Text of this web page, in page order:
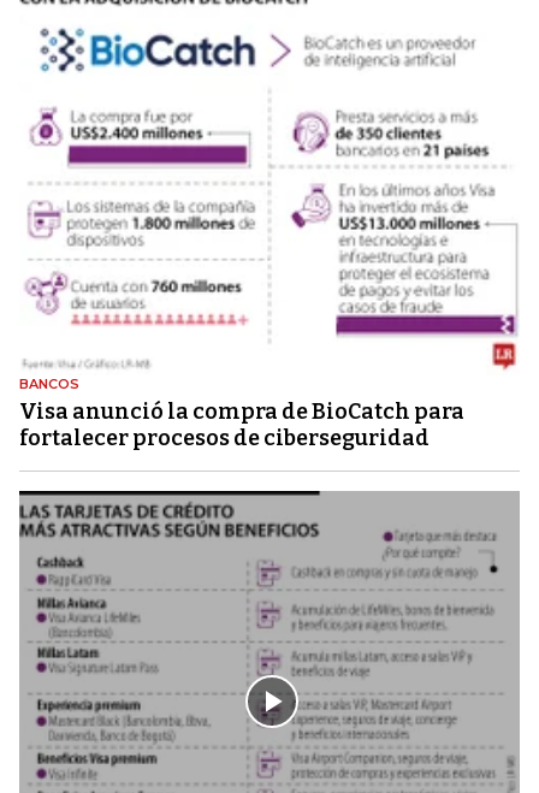
BANCOS
Visa anunció la compra de BioCatch para
fortalecer procesos de ciberseguridad